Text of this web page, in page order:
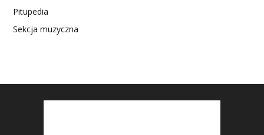
Pitupedia
Sekcja muzyczna